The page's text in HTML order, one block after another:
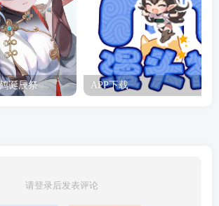
诞辰祭 APP下载
请登录后发表评论